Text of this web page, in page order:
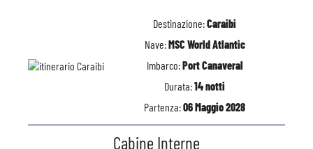
Destinazione:Caraibi
Nave:MSC World Atlantic
Imbarco:Port Canaveral
Durata:14 notti
Partenza:06 Maggio 2028
Cabine Interne